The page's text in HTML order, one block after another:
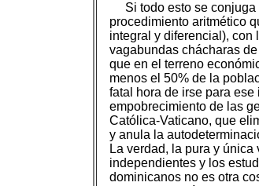
Si todo esto se
procedimiento aritmético
integral y diferencial), con
vagabundas chácharas
que en el terreno
menos el 50% de la
fatal hora de irse para
empobrecimiento de las
Católica-Vaticano, que
y anula la
La verdad, la pura y
independientes y los
dominicanos no es otra